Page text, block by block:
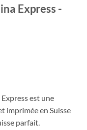
Express -
:
40.0
est une
imprimée en Suisse
parfait.